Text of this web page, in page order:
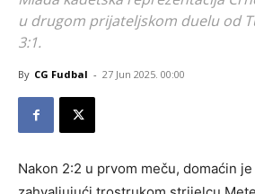
u drugom prijateljskom duelu od
3:1.
By CG Fudbal - 27 Jun 2025. 00:00
Nakon 2:2 u prvom meču, domaćin